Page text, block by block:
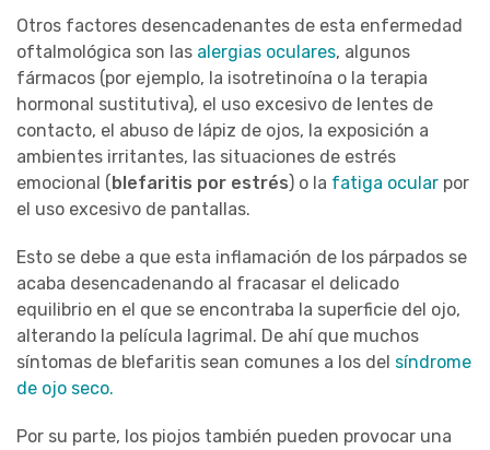
Otros factores desencadenantes de esta enfermedad
oftalmológica son las alergias oculares, algunos
fármacos (por ejemplo, la isotretinoína o la terapia
hormonal sustitutiva), el uso excesivo de lentes de
contacto, el abuso de lápiz de ojos, la exposición a
ambientes irritantes, las situaciones de estrés
emocional (blefaritis por estrés) o la fatiga ocular por
el uso excesivo de pantallas.
Esto se debe a que esta inflamación de los párpados se
acaba desencadenando al fracasar el delicado
equilibrio en el que se encontraba la superficie del ojo,
alterando la película lagrimal. De ahí que muchos
síntomas de blefaritis sean comunes a los del síndrome
de ojo seco.
Por su parte, los piojos también pueden provocar una